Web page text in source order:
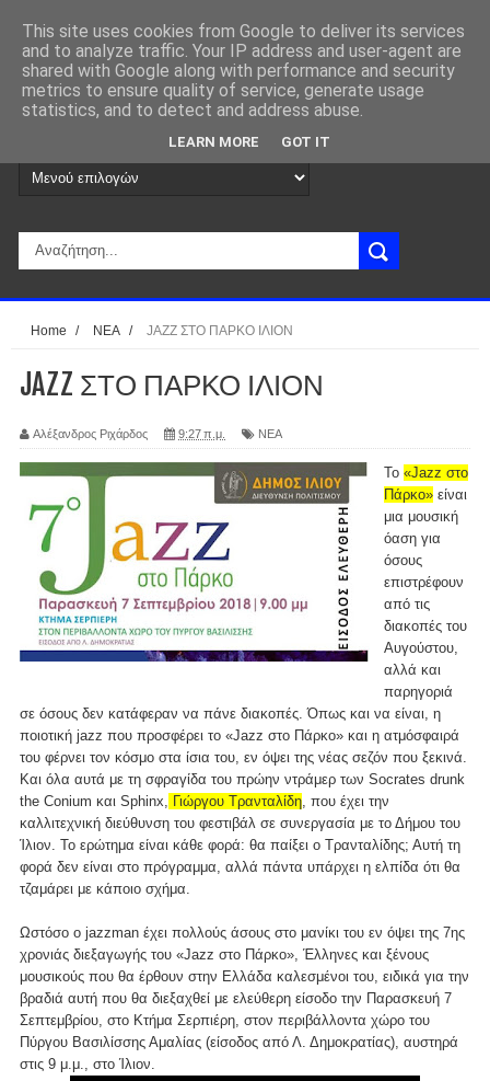
Home / ΝΕΑ / JAZZ ΣΤΟ ΠΑΡΚΟ ΙΛΙΟΝ
JAZZ ΣΤΟ ΠΑΡΚΟ ΙΛΙΟΝ
Αλέξανδρος Ριχάρδος 9:27 π.μ. ΝΕΑ
Το «Jazz στο
Πάρκο» είναι
μια μουσική
όαση για
όσους
επιστρέφουν
από τις
διακοπές του
Αυγούστου,
αλλά και
παρηγοριά
σε όσους δεν κατάφεραν να πάνε διακοπές. Όπως και να είναι, η
ποιοτική jazz που προσφέρει το «Jazz στο Πάρκο» και η ατμόσφαιρά
του φέρνει τον κόσμο στα ίσια του, εν όψει της νέας σεζόν που ξεκινά.
Και όλα αυτά με τη σφραγίδα του πρώην ντράμερ των Socrates drunk
the Conium και Sphinx,
Γιώργου Τρανταλίδη , που έχει την
καλλιτεχνική διεύθυνση του φεστιβάλ σε συνεργασία με το Δήμου του
Ίλιον. Το ερώτημα είναι κάθε φορά: θα παίξει ο Τρανταλίδης; Αυτή τη
φορά δεν είναι στο πρόγραμμα, αλλά πάντα υπάρχει η ελπίδα ότι θα
τζαμάρει με κάποιο σχήμα.
Ωστόσο ο jazzman έχει πολλούς άσους στο μανίκι του εν όψει της 7ης
χρονιάς διεξαγωγής του «Jazz στο Πάρκο», Έλληνες και ξένους
μουσικούς που θα έρθουν στην Ελλάδα καλεσμένοι του, ειδικά για την
βραδιά αυτή που θα διεξαχθεί με ελεύθερη είσοδο την Παρασκευή 7
Σεπτεμβρίου, στο Κτήμα Σερπιέρη, στον περιβάλλοντα χώρο του
Πύργου Βασιλίσσης Αμαλίας (είσοδος από Λ. Δημοκρατίας), αυστηρά
στις 9 μ.μ., στο Ίλιον.
This site uses cookies from Google to deliver its services
and to analyze traffic. Your IP address and user-agent are
shared with Google along with performance and security
metrics to ensure quality of service, generate usage
statistics, and to detect and address abuse.
LEARN MORE GOT IT